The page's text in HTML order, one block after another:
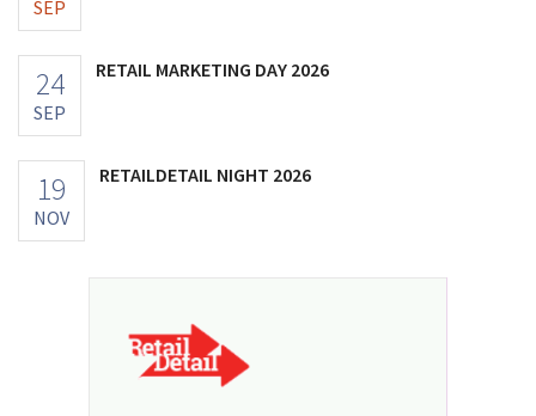
SEP
24
SEP
RETAIL MARKETING DAY 2026
19
NOV
RETAILDETAIL NIGHT 2026